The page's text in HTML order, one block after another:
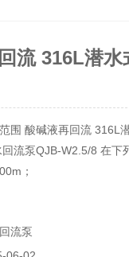
流 316L潜
围 酸碱液再回流 316L
流泵QJB-W2.5/8 ​在下
；
9之间；
1150kg/m3；
潜水深度一般不超过20m
流泵